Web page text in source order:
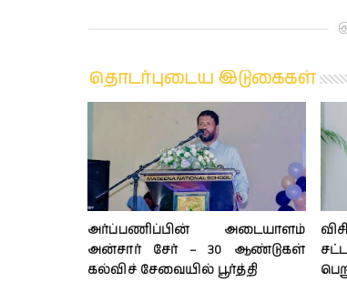
தொடர்புடைய இடுகைகள்
அர்ப்பணிப்பின் அடையாளம்
அன்சார் சேர் – 30 ஆண்டுகள்
கல்விச் சேவையில் பூர்த்தி